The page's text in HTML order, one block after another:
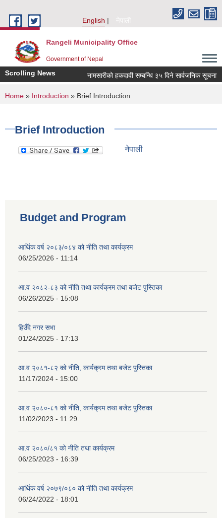
English
नेपाली
Rangeli Municipality Office
Government of Nepal
Scrolling News नामसारीको हकदावी सम्बन्धि ३५ दिने सार्वजनिक सूचना
You are here
Home » Introduction » Brief Introduction
Brief Introduction
नेपाली
Budget and Program
आर्थिक वर्ष २०८३/०८४ को नीति तथा कार्यक्रम
06/25/2026 - 11:14
आ.व २०८२-८३ को नीति तथा कार्यक्रम तथा बजेट पुस्तिका
06/26/2025 - 15:08
हिउँदे नगर सभा
01/24/2025 - 17:13
आ.व २०८१-८२ को नीति, कार्यक्रम तथा बजेट पुस्तिका
11/17/2024 - 15:00
आ.व २०८०-८१ को नीति, कार्यक्रम तथा बजेट पुस्तिका
11/02/2023 - 11:29
आ.व २०८०/८१ को नीति तथा कार्यक्रम
06/25/2023 - 16:39
आर्थिक वर्ष २०७९/०८० को नीति तथा कार्यक्रम
06/24/2022 - 18:01